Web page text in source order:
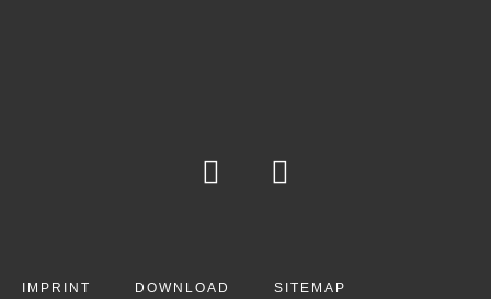
IMPRINT DOWNLOAD SITEMAP